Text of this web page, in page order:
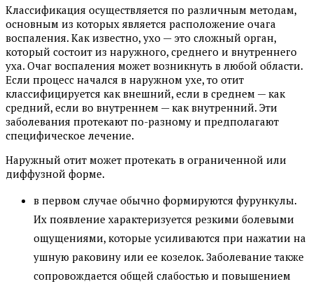
Классификация осуществляется по различным методам,
основным из которых является расположение очага
воспаления. Как известно, ухо — это сложный орган,
который состоит из наружного, среднего и внутреннего
уха. Очаг воспаления может возникнуть в любой области.
Если процесс начался в наружном ухе, то отит
классифицируется как внешний, если в среднем — как
средний, если во внутреннем — как внутренний. Эти
заболевания протекают по-разному и предполагают
специфическое лечение.
Наружный отит может протекать в ограниченной или
диффузной форме.
в первом случае обычно формируются фурункулы.
Их появление характеризуется резкими болевыми
ощущениями, которые усиливаются при нажатии на
ушную раковину или ее козелок. Заболевание также
сопровождается общей слабостью и повышением